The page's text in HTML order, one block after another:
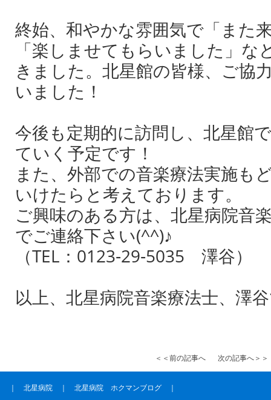
終始、和やかな雰囲気で「また
「楽しませてもらいました」な
きました。北星館の皆様、ご協
いました！
今後も定期的に訪問し、北星館
ていく予定です！
また、外部での音楽療法実施も
いけたらと考えております。
ご興味のある方は、北星病院音
でご連絡下さい(^^)♪
（TEL：0123‐29‐5035 澤谷）
以上、北星病院音楽療法士、澤
＜＜前の記事へ 次の記事へ＞＞
｜ 北星病院 ｜ 北星病院 ホクマンブログ ｜